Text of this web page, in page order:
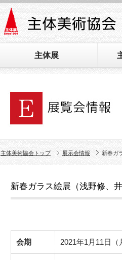
主体展
主体美術協会トップ 展示会情報 新春ガ
新春ガラス絵展（浅野修、
会期 2021年1月11日